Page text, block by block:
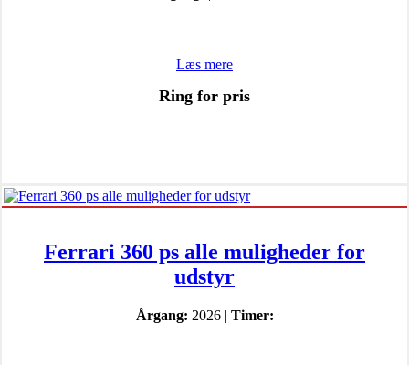
Læs mere
Ring for pris
Ferrari 360 ps alle muligheder for
udstyr
Årgang: 2026 | Timer: